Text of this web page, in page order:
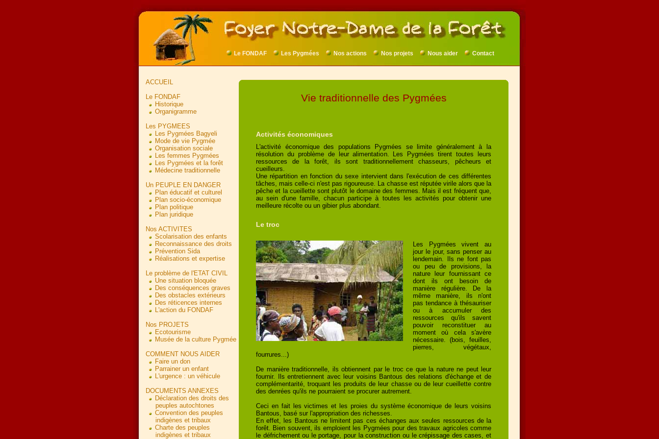
Le FONDAF Les Pygmées Nos actions Nos projets Nous aider Contact
ACCUEIL
Le FONDAF
Historique
Organigramme
Les PYGMEES
Les Pygmées Bagyeli
Mode de vie Pygmée
Organisation sociale
Les femmes Pygmées
Les Pygmées et la forêt
Médecine traditionnelle
Un PEUPLE EN DANGER
Plan éducatif et culturel
Plan socio-économique
Plan politique
Plan juridique
Nos ACTIVITES
Scolarisation des enfants
Reconnaissance des droits
Prévention Sida
Réalisations et expertise
Le problème de l'ETAT CIVIL
Une situation bloquée
Des conséquences graves
Des obstacles extérieurs
Des réticences internes
L'action du FONDAF
Nos PROJETS
Ecotourisme
Musée de la culture Pygmée
COMMENT NOUS AIDER
Faire un don
Parrainer un enfant
L'urgence : un véhicule
DOCUMENTS ANNEXES
Déclaration des droits des
peuples autochtones
Convention des peuples
indigènes et tribaux
Charte des peuples
indigènes et tribaux
Vie traditionnelle des Pygmées
Activités économiques
L'activité économique des populations Pygmées se limite généralement à la
résolution du problème de leur alimentation. Les Pygmées tirent toutes leurs
ressources de la forêt, ils sont traditionnellement chasseurs, pêcheurs et
cueilleurs.
Une répartition en fonction du sexe intervient dans l'exécution de ces différentes
tâches, mais celle-ci n'est pas rigoureuse. La chasse est réputée virile alors que la
pêche et la cueillette sont plutôt le domaine des femmes. Mais il est fréquent que,
au sein d'une famille, chacun participe à toutes les activités pour obtenir une
meilleure récolte ou un gibier plus abondant.
Le troc
Les Pygmées vivent au
jour le jour, sans penser au
lendemain. Ils ne font pas
ou peu de provisions, la
nature leur fournissant ce
dont ils ont besoin de
manière régulière. De la
même manière, ils n'ont
pas tendance à thésauriser
ou à accumuler des
ressources qu'ils savent
pouvoir reconstituer au
moment où cela s'avère
nécessaire. (bois, feuilles,
pierres, végétaux,
fourrures...)
De manière traditionnelle, ils obtiennent par le troc ce que la nature ne peut leur
fournir. Ils entretiennent avec leur voisins Bantous des relations d'échange et de
complémentarité, troquant les produits de leur chasse ou de leur cueillette contre
des denrées qu'ils ne pourraient se procurer autrement.
Ceci en fait les victimes et les proies du système économique de leurs voisins
Bantous, basé sur l'appropriation des richesses.
En effet, les Bantous ne limitent pas ces échanges aux seules ressources de la
forêt. Bien souvent, ils emploient les Pygmées pour des travaux agricoles comme
le défrichement ou le portage, pour la construction ou le crépissage des cases, et